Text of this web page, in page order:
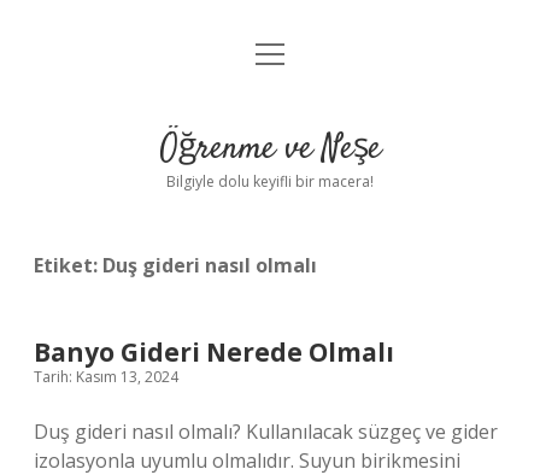
Anasayfa
Yasal Uyarı
menüyü
Öğrenme ve Neşe
Bilgiyle dolu keyifli bir macera!
Etiket: Duş gideri nasıl olmalı
Banyo Gideri Nerede Olmalı
Tarih: Kasım 13, 2024
Duş gideri nasıl olmalı? Kullanılacak süzgeç ve gider
izolasyonla uyumlu olmalıdır. Suyun birikmesini